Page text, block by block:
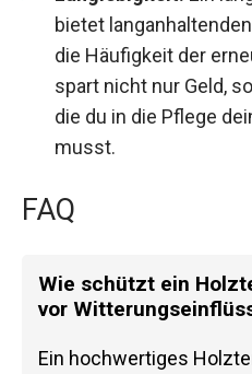
bietet
die Häufigkeit der
spart nicht nur Geld,
die du in die Pflege
musst.
FAQ
Wie schützt ein
vor
Ein hochwertiges